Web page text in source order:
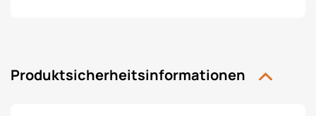
Produktsicherheitsinformationen